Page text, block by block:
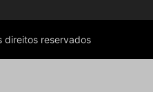
direitos reservados